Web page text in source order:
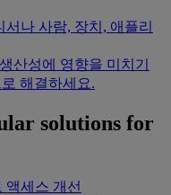
서나 사람, 장치, 애플리
생산성에 영향을 미치기
해결하세요.
solutions for
액세스 개선